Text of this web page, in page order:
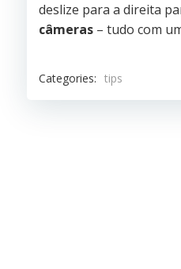
deslize para a direita
câmeras – tudo com
Categories: tips